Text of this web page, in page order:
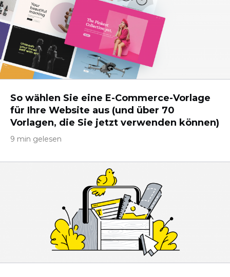
So wählen Sie eine E-Commerce-Vorlage
für Ihre Website aus (und über 70
Vorlagen, die Sie jetzt verwenden können)
9 min gelesen